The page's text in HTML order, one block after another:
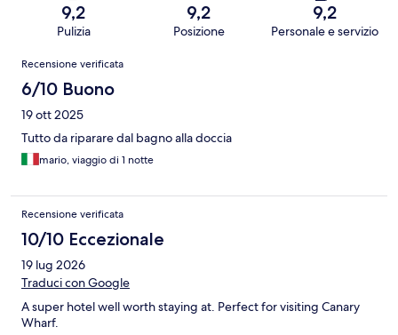
9,2
Pulizia
9,2
Posizione
9,2
Personale e servizio
Recensioni
Recensione verificata
6/10 Buono
19 ott 2025
Tutto da riparare dal bagno alla doccia
mario, viaggio di 1 notte
Recensione verificata
10/10 Eccezionale
19 lug 2026
Traduci con Google
A super hotel well worth staying at. Perfect for visiting Canary
Wharf.